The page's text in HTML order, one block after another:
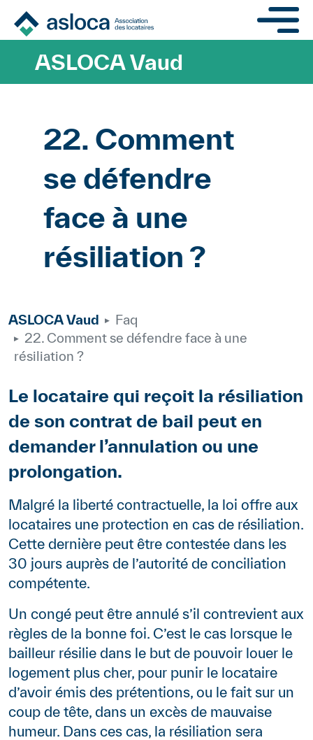
Aller au contenu
ASLOCA Vaud
22. Comment
se défendre
face à une
résiliation ?
ASLOCA Vaud
Faq
22. Comment se défendre face à une
résiliation ?
Body
Le locataire qui reçoit la résiliation
de son contrat de bail peut en
demander l’annulation ou une
prolongation.
Paragraphes
Contenu
Malgré la liberté contractuelle, la loi offre aux
locataires une protection en cas de résiliation.
Cette dernière peut être contestée dans les
30 jours auprès de l’autorité de conciliation
compétente.
Un congé peut être annulé s’il contrevient aux
règles de la bonne foi. C’est le cas lorsque le
bailleur résilie dans le but de pouvoir louer le
logement plus cher, pour punir le locataire
d’avoir émis des prétentions, ou le fait sur un
coup de tête, dans un excès de mauvaise
humeur. Dans ces cas, la résiliation sera